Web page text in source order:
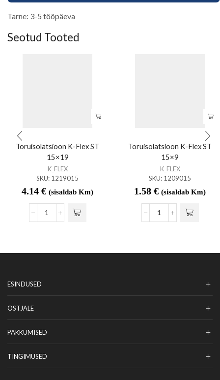
Tarne: 3-5 tööpäeva
Seotud Tooted
Toruisolatsioon K-Flex ST
15×19
K_FLEX
SKU: 1219015
4.14 € (sisaldab Km)
Toruisolatsioon K-Flex ST
15×9
K_FLEX
SKU: 1209015
1.58 € (sisaldab Km)
ESINDUSED
OSTJALE
PAKKUMISED
TINGIMUSED